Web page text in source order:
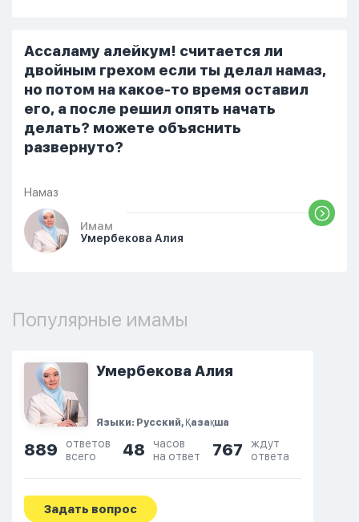
проснулся и спросил, что случилось. И
я рассказала о своих проблемах. Затем
я сказала ему:...
Ассаламу алейкум! считается ли
двойным грехом если ты делал намаз,
но потом на какое-то время оставил
его, а после решил опять начать
делать? можете объяснить
развернуто?
Намаз
Имам
Умербекова Алия
Популярные имамы
Умербекова Алия
Языки: Русский, Қазақша
889
ответов
всего
48
часов
на ответ
767
ждут
ответа
Задать вопрос